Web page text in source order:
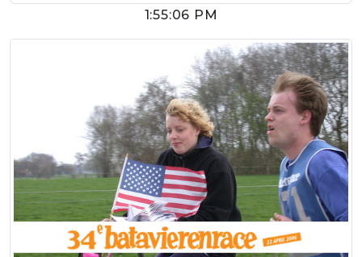
1:55:06 PM